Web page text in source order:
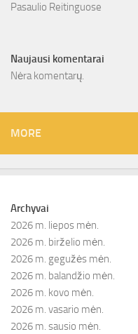
Pasaulio Reitinguose
Naujausi komentarai
Nėra komentarų.
MORE
Archyvai
2026 m. liepos mėn.
2026 m. birželio mėn.
2026 m. gegužės mėn.
2026 m. balandžio mėn.
2026 m. kovo mėn.
2026 m. vasario mėn.
2026 m. sausio mėn.